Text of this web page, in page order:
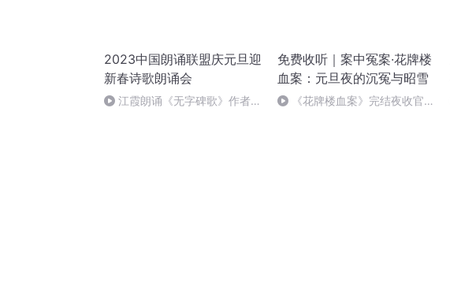
2023中国朗诵联盟庆元旦迎
新春诗歌朗诵会
江霞朗诵《无字碑歌》作者：
免费收听｜案中冤案·花牌楼
血案：元旦夜的沉冤与昭雪
《花牌楼血案》完结夜收官，